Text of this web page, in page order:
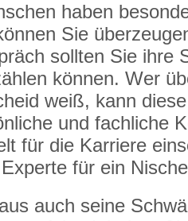
haben
Sie
sollten Sie ihre
können. Wer
weiß, kann
und fachliche
für die Karriere
für ein
auch seine